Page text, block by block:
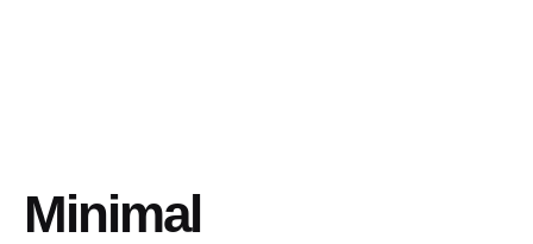
Minimal